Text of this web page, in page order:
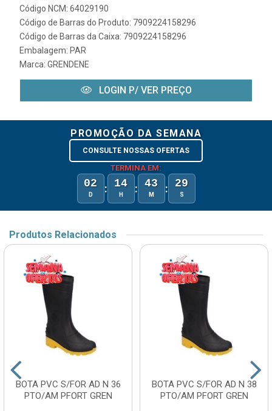
Código NCM: 64029190
Código de Barras do Produto: 7909224158296
Código de Barras da Caixa: 7909224158296
Embalagem: PAR
Marca: GRENDENE
LOGIN P/ VER PREÇO
PROMOÇÃO DA SEMANA
CONSULTE NOSSAS OFERTAS
TERMINA EM:
02
D : 14
H : 43
M : 29
S
Produtos Relacionados
BOTA PVC S/FOR AD N 36
PTO/AM PFORT GREN
BOTA PVC S/FOR AD N 38
PTO/AM PFORT GREN